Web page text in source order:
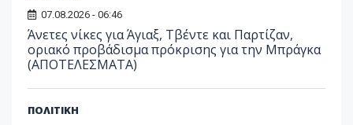
07.08.2026 - 06:46
Άνετες νίκες για Άγιαξ, Τβέντε και Παρτίζαν,
οριακό προβάδισμα πρόκρισης για την Μπράγκα
(ΑΠΟΤΕΛΕΣΜΑΤΑ)
ΠΟΛΙΤΙΚΗ